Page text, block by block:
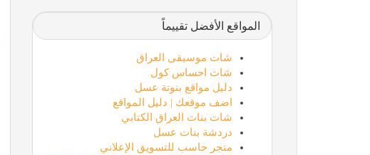
المواقع الأفضل تقييماً
شات موسيقى العراق
شات احساس كول
دليل مواقع بنوتة عسل
اضف موقعك | دليل المواقع
شات بنات العراق الكتابي
دردشة بنات عسل
متجر حاسب للتسويق الإعلاني